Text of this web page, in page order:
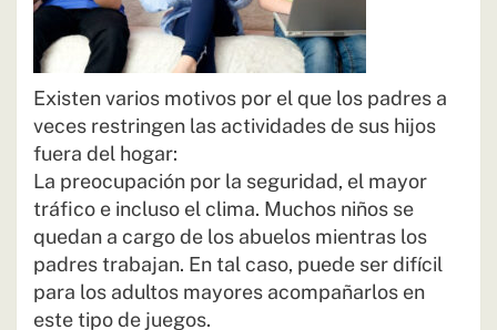
Existen varios motivos por el que los padres a
veces restringen las actividades de sus hijos
fuera del hogar:
La preocupación por la seguridad, el mayor
tráfico e incluso el clima. Muchos niños se
quedan a cargo de los abuelos mientras los
padres trabajan. En tal caso, puede ser difícil
para los adultos mayores acompañarlos en
este tipo de juegos.